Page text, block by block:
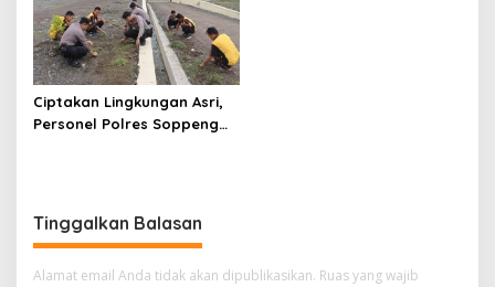
Ciptakan Lingkungan Asri,
Personel Polres Soppeng
Tinggalkan Balasan
Alamat email Anda tidak akan dipublikasikan. Ruas yang wajib